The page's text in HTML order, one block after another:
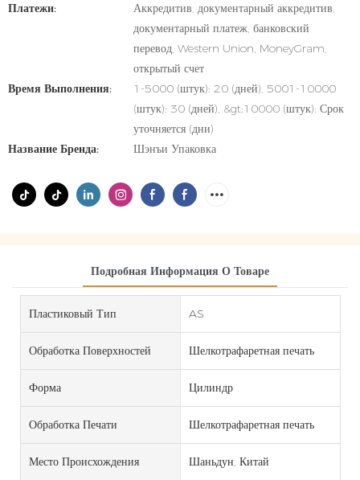
Платежи:
Аккредитив, документарный аккредитив,
документарный платеж, банковский
перевод, Western Union, MoneyGram,
открытый счет
Время Выполнения:
1-5000 (штук): 20 (дней), 5001-10000
(штук): 30 (дней), &gt;10000 (штук): Срок
уточняется (дни)
Название Бренда:
Шэнъи Упаковка
Подробная Информация О Товаре
Пластиковый Тип AS
Обработка Поверхностей Шелкотрафаретная печать
Форма Цилиндр
Обработка Печати Шелкотрафаретная печать
Место Происхождения Шаньдун, Китай